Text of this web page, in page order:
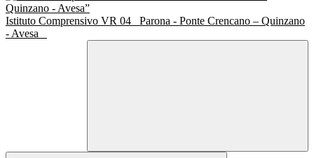
Istituto Comprensivo VR 04
Parona - Ponte Crencano – Quinzano
- Avesa